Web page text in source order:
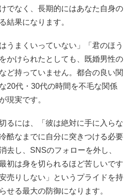
でなく、長期的にはあなた自身の
結果になります。
うまくいっていない」「君のほう
かけられたとしても、既婚男性の
ど持っていません。都合の良い関
20代・30代の時間を不毛な関係
現実です。
るには、「彼は絶対に手に入らな
酷なまでに自分に突きつける必要
去し、SNSのフォローを外し、
初は身を切られるほど苦しいです
売りしない」というプライドを持
せる最大の防御になります。